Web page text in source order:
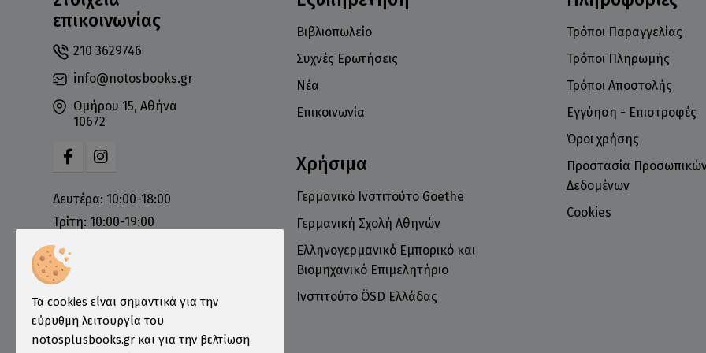
επικοινωνίας
210 3629746
info@notosbooks.gr
Ομήρου 15, Αθήνα
10672
Δευτέρα: 10:00-18:00
Τρίτη: 10:00-19:00
Τετάρτη: 10:00-18:00
Πέμπτη: 10:00-19:00
Σάββατο: 10:00-16:00
Κυριακή: Κλειστά
Βιβλιοπωλείο
Συχνές Ερωτήσεις
Νέα
Επικοινωνία
Χρήσιμα
Γερμανικό Ινστιτούτο Goethe
Γερμανική Σχολή Αθηνών
Ελληνογερμανικό Εμπορικό και
Βιομηχανικό Επιμελητήριο
Ινστιτούτο ÖSD Ελλάδας
Τρόποι Παραγγελίας
Τρόποι Πληρωμής
Τρόποι Αποστολής
Εγγύηση - Επιστροφές
Όροι χρήσης
Προστασία
Δεδομένων
Cookies
Τα cookies είναι σημαντικά για την
εύρυθμη λειτουργία του
notosplusbooks.gr και για την βελτίωση